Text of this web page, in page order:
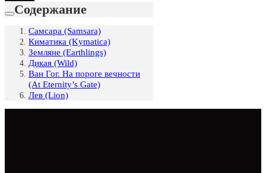
Содержание
Самсара (Samsara)
Киматика (Kymatica)
Земляне (Earthlings)
Дикая (Wild)
Ван Гог. На пороге вечности
(At Eternity’s Gate)
Лев (Lion)